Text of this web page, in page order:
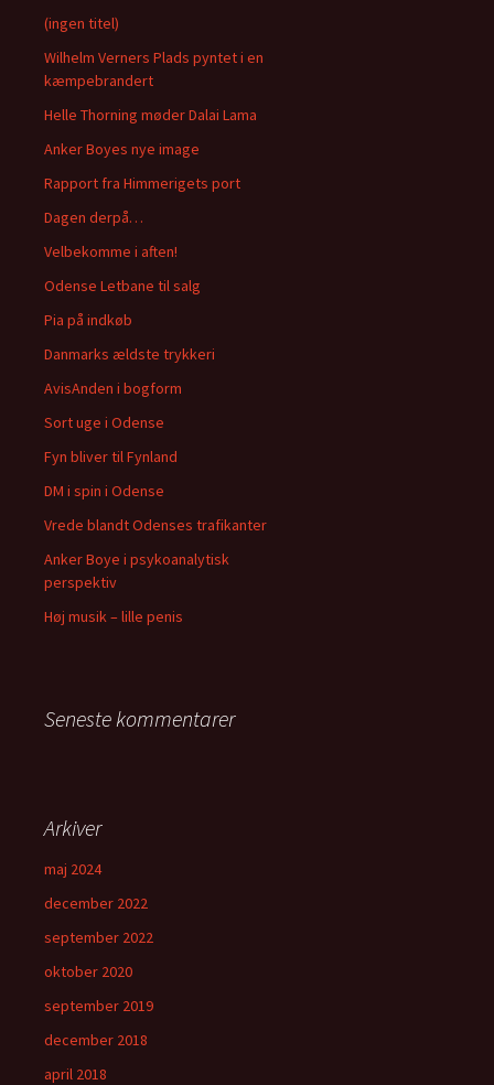
(ingen titel)
Wilhelm Verners Plads pyntet i en
kæmpebrandert
Helle Thorning møder Dalai Lama
Anker Boyes nye image
Rapport fra Himmerigets port
Dagen derpå…
Velbekomme i aften!
Odense Letbane til salg
Pia på indkøb
Danmarks ældste trykkeri
AvisAnden i bogform
Sort uge i Odense
Fyn bliver til Fynland
DM i spin i Odense
Vrede blandt Odenses trafikanter
Anker Boye i psykoanalytisk
perspektiv
Høj musik – lille penis
Seneste kommentarer
Arkiver
maj 2024
december 2022
september 2022
oktober 2020
september 2019
december 2018
april 2018